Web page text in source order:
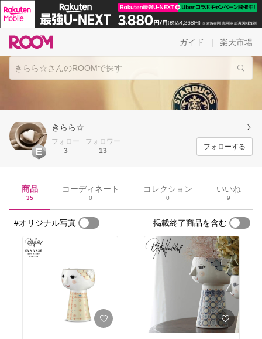
ガイド 楽天市場
きらら☆
フォロー
3
フォロワー
13
フォローする
商品
35
コーディネート
0
コレクション
0
いいね
9
#オリジナル写真 掲載終了商品を含む